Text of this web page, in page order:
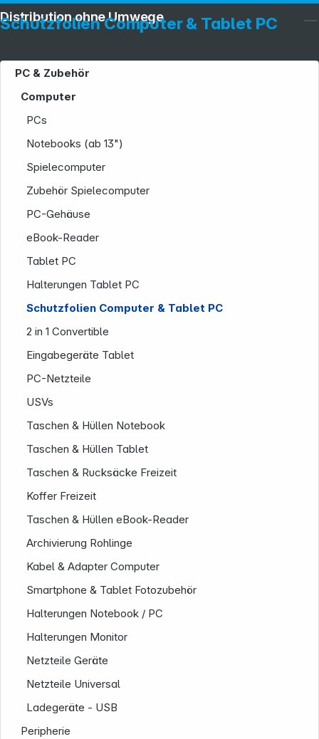
Schutzfolien Computer & Tablet PC
PC & Zubehör
Computer
PCs
Notebooks (ab 13")
Spielecomputer
Zubehör Spielecomputer
PC-Gehäuse
eBook-Reader
Tablet PC
Halterungen Tablet PC
Schutzfolien Computer & Tablet PC
2 in 1 Convertible
Eingabegeräte Tablet
PC-Netzteile
USVs
Taschen & Hüllen Notebook
Taschen & Hüllen Tablet
Taschen & Rucksäcke Freizeit
Koffer Freizeit
Taschen & Hüllen eBook-Reader
Archivierung Rohlinge
Kabel & Adapter Computer
Smartphone & Tablet Fotozubehör
Halterungen Notebook / PC
Halterungen Monitor
Netzteile Geräte
Netzteile Universal
Ladegeräte - USB
Peripherie
Distribution ohne Umwege